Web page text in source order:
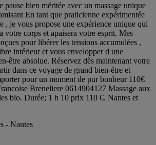
pause bien méritée avec un massage unique
En tant que praticienne expérimentée
, je vous propose une expérience unique qui
votre corps et apaisera votre esprit. Mes
pour libérer les tensions accumulées ,
intérieur et vous envelopper d une
être absolue. Réservez dès maintenant votre
dans ce voyage de grand bien-être et
pour un moment de pur bonheur 110€
Breneliere 0614904127 Massage aux
bio. Durée; 1 h 10 prix 110 €. Nantes et
- Nantes